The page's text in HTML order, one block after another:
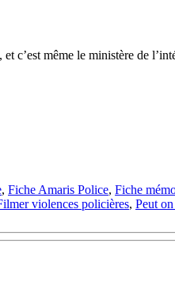
c’est même le ministère de
, Fiche Amaris Police, Fiche
violences policières, Peut